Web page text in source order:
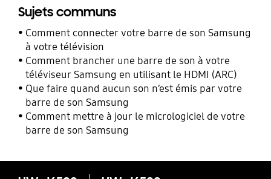
Sujets communs
Comment connecter votre barre de son Samsung
à votre télévision
Comment brancher une barre de son à votre
téléviseur Samsung en utilisant le HDMI (ARC)
Que faire quand aucun son n’est émis par votre
barre de son Samsung
Comment mettre à jour le micrologiciel de votre
barre de son Samsung